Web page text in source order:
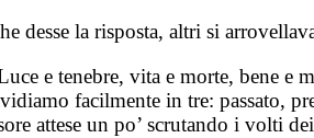
desse la risposta, altri si
e tenebre, vita e morte, bene
facilmente in tre: passato,
attese un po’ scrutando i volti